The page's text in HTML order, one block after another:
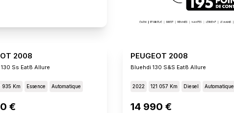
2008
Ss Eat8 Allure
935 Km Essence Automatique
€
PEUGEOT 2008
Bluehdi 130 S&s Eat8 Allure
2022 121 057 Km Diesel Automatique
14 990 €